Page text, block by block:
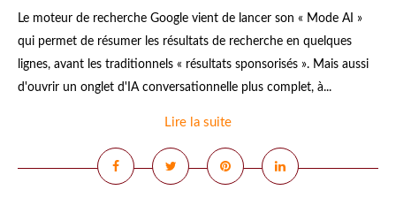
Le moteur de recherche Google vient de lancer son « Mode AI »
qui permet de résumer les résultats de recherche en quelques
lignes, avant les traditionnels « résultats sponsorisés ». Mais aussi
d'ouvrir un onglet d'IA conversationnelle plus complet, à...
Lire la suite